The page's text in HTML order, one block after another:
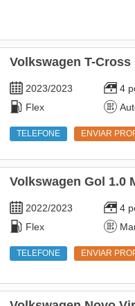
Volkswagen T-Cross
2023/2023 4
Flex
TELEFONE ENVIAR
Volkswagen Gol 1.0
2022/2023 4
Flex
TELEFONE ENVIAR